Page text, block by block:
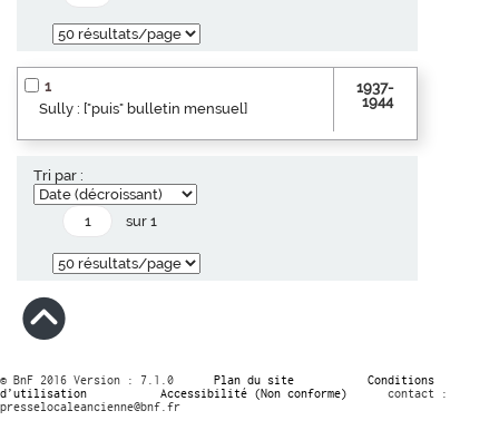
1
Sully : ["puis" bulletin mensuel]
1937-
1944
Tri par :
sur 1
© BnF 2016 Version : 7.1.0 Plan du site
Conditions
d’utilisation
Accessibilité (Non conforme)
contact :
presselocaleancienne@bnf.fr